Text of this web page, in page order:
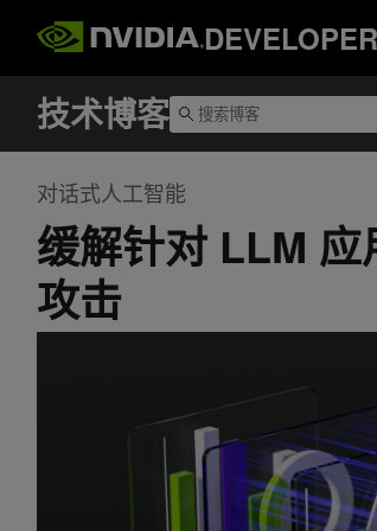
DEVELOPER
对话式人工智能
缓解针对 LLM
攻击